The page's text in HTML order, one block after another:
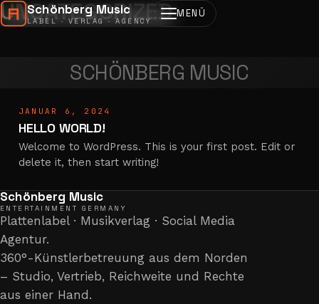
Schönberg Music
LABEL · VERLAG · AGENCY
MENÜ
UNCATEGORIZED
SCHÖNBERG MUSIC
JANUAR 6, 2024
HELLO WORLD!
Welcome to WordPress. This is your first post. Edit or
delete it, then start writing!
Schönberg Music
ENTERTAINMENT GERMANY
Plattenlabel · Musikverlag · Social Media
Agentur.
360°-Künstlerbetreuung aus dem Norden
– Studio, Vertrieb, Reichweite und Rechte
aus einer Hand.